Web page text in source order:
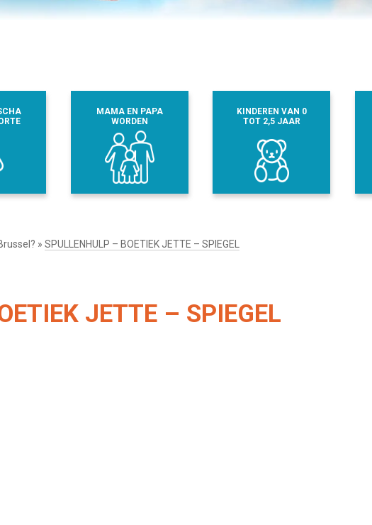
MAMA EN PAPA
WORDEN
KINDEREN VAN 0
TOT 2,5 JAAR
» SPULLENHULP – BOETIEK JETTE – SPIEGEL
JETTE – SPIEGEL